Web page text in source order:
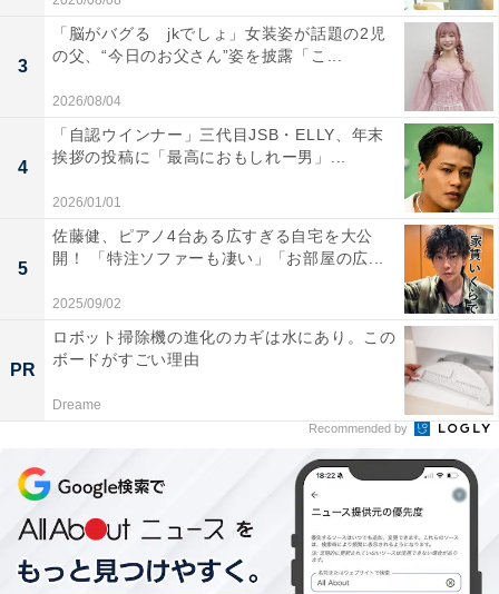
3
「脳がバグる jkでしょ」女装姿が話題の2児
の父、“今日のお父さん”姿を披露「こ...
2026/08/04
4
「自認ウインナー」三代目JSB・ELLY、年末
挨拶の投稿に「最高におもしれー男」...
2026/01/01
5
佐藤健、ピアノ4台ある広すぎる自宅を大公
開！ 「特注ソファーも凄い」「お部屋の広...
2025/09/02
PR
ロボット掃除機の進化のカギは水にあり。この
ボードがすごい理由
Dreame
Recommended by